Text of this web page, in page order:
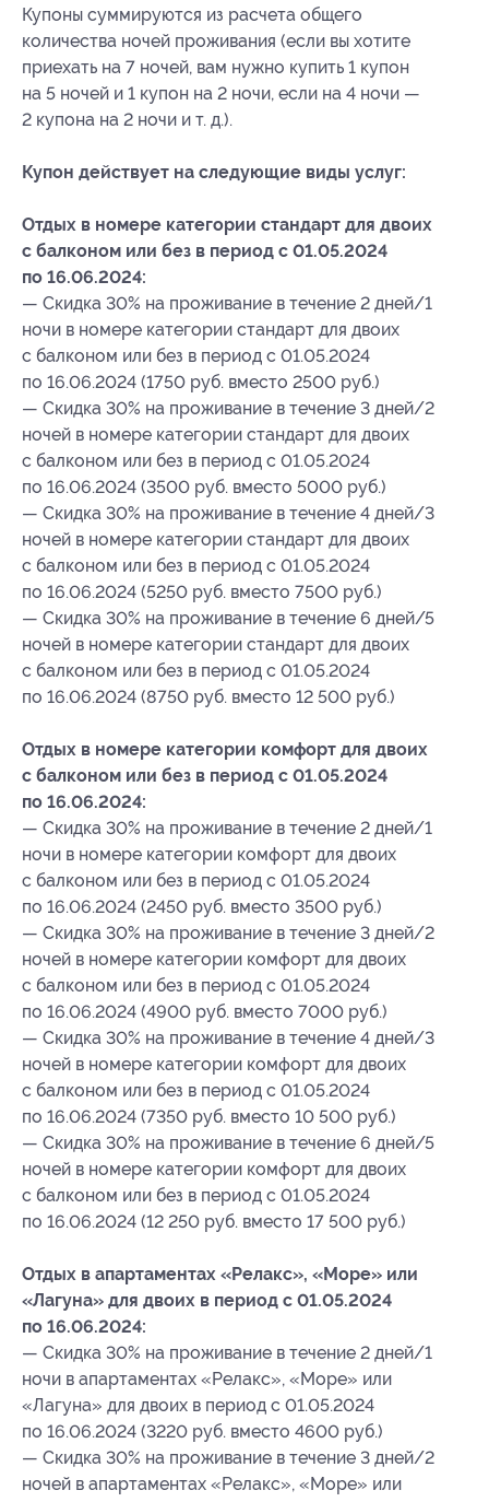
Купоны суммируются из расчета общего
количества ночей проживания (если вы хотите
приехать на 7 ночей, вам нужно купить 1 купон
на 5 ночей и 1 купон на 2 ночи, если на 4 ночи —
2 купона на 2 ночи и т. д.).
Купон действует на следующие виды услуг:
Отдых в номере категории стандарт для двоих
с балконом или без в период с 01.05.2024
по 16.06.2024:
— Скидка 30% на проживание в течение 2 дней/1
ночи в номере категории стандарт для двоих
с балконом или без в период с 01.05.2024
по 16.06.2024 (1750 руб. вместо 2500 руб.)
— Скидка 30% на проживание в течение 3 дней/2
ночей в номере категории стандарт для двоих
с балконом или без в период с 01.05.2024
по 16.06.2024 (3500 руб. вместо 5000 руб.)
— Скидка 30% на проживание в течение 4 дней/3
ночей в номере категории стандарт для двоих
с балконом или без в период с 01.05.2024
по 16.06.2024 (5250 руб. вместо 7500 руб.)
— Скидка 30% на проживание в течение 6 дней/5
ночей в номере категории стандарт для двоих
с балконом или без в период с 01.05.2024
по 16.06.2024 (8750 руб. вместо 12 500 руб.)
Отдых в номере категории комфорт для двоих
с балконом или без в период с 01.05.2024
по 16.06.2024:
— Скидка 30% на проживание в течение 2 дней/1
ночи в номере категории комфорт для двоих
с балконом или без в период с 01.05.2024
по 16.06.2024 (2450 руб. вместо 3500 руб.)
— Скидка 30% на проживание в течение 3 дней/2
ночей в номере категории комфорт для двоих
с балконом или без в период с 01.05.2024
по 16.06.2024 (4900 руб. вместо 7000 руб.)
— Скидка 30% на проживание в течение 4 дней/3
ночей в номере категории комфорт для двоих
с балконом или без в период с 01.05.2024
по 16.06.2024 (7350 руб. вместо 10 500 руб.)
— Скидка 30% на проживание в течение 6 дней/5
ночей в номере категории комфорт для двоих
с балконом или без в период с 01.05.2024
по 16.06.2024 (12 250 руб. вместо 17 500 руб.)
Отдых в апартаментах «Релакс», «Море» или
«Лагуна» для двоих в период с 01.05.2024
по 16.06.2024:
— Скидка 30% на проживание в течение 2 дней/1
ночи в апартаментах «Релакс», «Море» или
«Лагуна» для двоих в период с 01.05.2024
по 16.06.2024 (3220 руб. вместо 4600 руб.)
— Скидка 30% на проживание в течение 3 дней/2
ночей в апартаментах «Релакс», «Море» или